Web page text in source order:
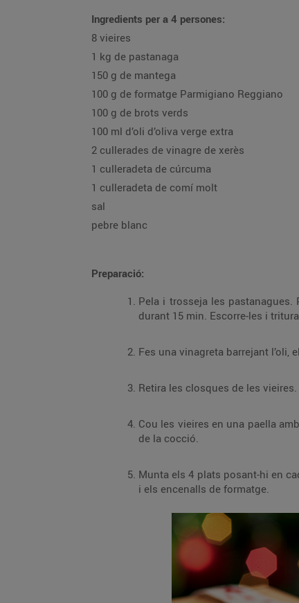
Ingredients per a 4 persones:
8 vieires
1 kg de pastanaga
150 g de mantega
100 g de formatge Parmigiano Reggiano
100 g de brots verds
100 ml d’oli d’oliva verge extra
2 cullerades de vinagre de xerès
1 culleradeta de cúrcuma
1 culleradeta de comí molt
sal
pebre blanc
Preparació:
Pela i trosseja les pastanagues. Posa-les en una safata de forn amb un
Cou les vieires en una paella amb la resta de la mantega i un polsim de sal i
de la cocció.
Munta els 4 plats posant-hi en cadascun un fil de cremós de pastanaga, dues
i els encenalls de formatge.